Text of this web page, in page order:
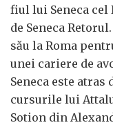
fiul lui Seneca cel
de Seneca
său la Roma
unei cariere de
Seneca este
cursurile lui
Sotion din